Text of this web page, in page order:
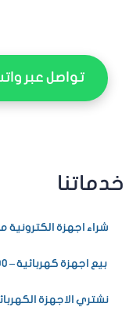
خدماتنا
شراء اجهزة الكترونية
بيع اجهزة كهربائية – 90038800
نشتري الاجهزة الكهربائية
تواصل عبر